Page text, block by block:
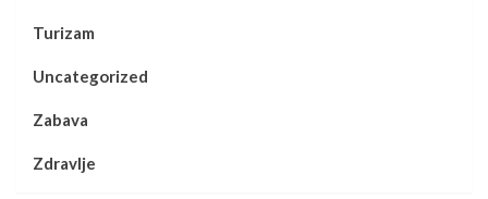
Turizam
Uncategorized
Zabava
Zdravlje